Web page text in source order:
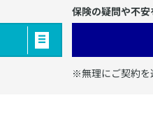
保険の疑問や不
​※無理にご契約を